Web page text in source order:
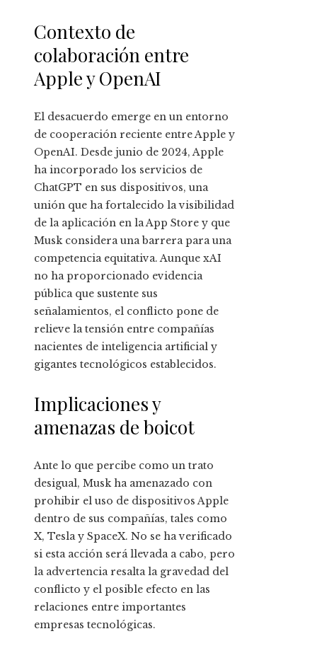
Contexto de
colaboración entre
Apple y OpenAI
El desacuerdo emerge en un entorno
de cooperación reciente entre Apple y
OpenAI. Desde junio de 2024, Apple
ha incorporado los servicios de
ChatGPT en sus dispositivos, una
unión que ha fortalecido la visibilidad
de la aplicación en la App Store y que
Musk considera una barrera para una
competencia equitativa. Aunque xAI
no ha proporcionado evidencia
pública que sustente sus
señalamientos, el conflicto pone de
relieve la tensión entre compañías
nacientes de inteligencia artificial y
gigantes tecnológicos establecidos.
Implicaciones y
amenazas de boicot
Ante lo que percibe como un trato
desigual, Musk ha amenazado con
prohibir el uso de dispositivos Apple
dentro de sus compañías, tales como
X, Tesla y SpaceX. No se ha verificado
si esta acción será llevada a cabo, pero
la advertencia resalta la gravedad del
conflicto y el posible efecto en las
relaciones entre importantes
empresas tecnológicas.